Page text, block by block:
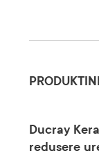
Ducray
redusere